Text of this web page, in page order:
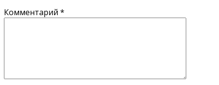
Комментарий *